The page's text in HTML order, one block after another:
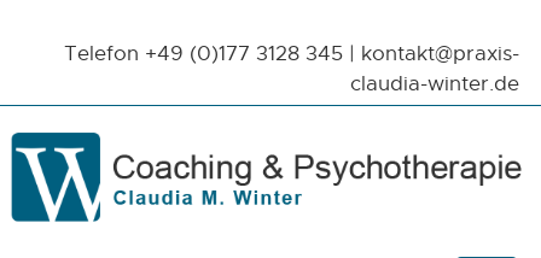
Telefon +49 (0)177 3128 345 | kontakt@praxis-
claudia-winter.de